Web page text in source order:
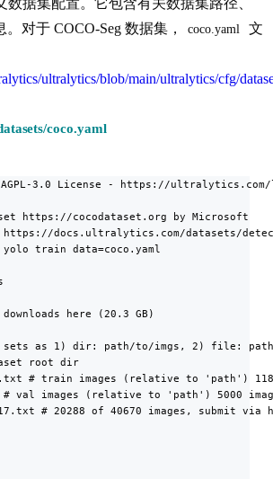
数据集配置。它包含有关数据集路径、
对于 COCO-Seg 数据集，
coco.yaml
文
ultralytics/blob/main/ultralytics/cfg/
coco.yaml
3.0 License - https://ultralytics.com/
https://cocodataset.org by Microsoft
https://docs.ultralytics.com/datasets/
yolo train data=coco.yaml
here (20.3 GB)
sets as 1) dir: path/to/imgs, 2) file:
root dir
# train images (relative to 'path')
val images (relative to 'path') 5000
# 20288 of 40670 images, submit via